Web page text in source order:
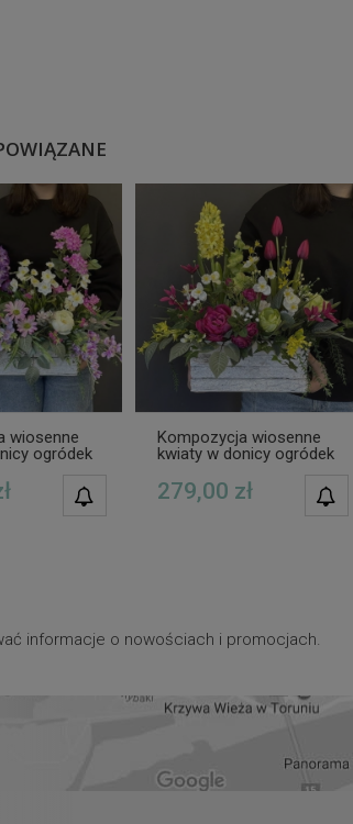
wiosenne
ogródek
POWIADOM O
DOSTĘPNOŚCI
Kompozycja wiosenne
kwiaty w donicy ogródek
279,00 zł
informacje o nowościach i promocjach.